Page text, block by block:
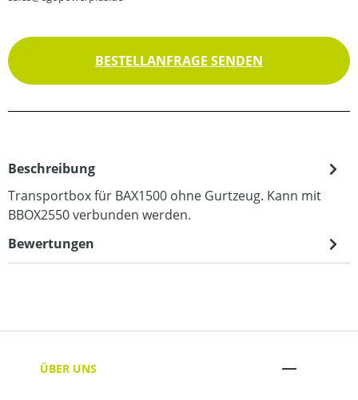
BESTELLANFRAGE SENDEN
Beschreibung
Transportbox für BAX1500 ohne Gurtzeug. Kann mit
BBOX2550 verbunden werden.
Bewertungen
ÜBER UNS